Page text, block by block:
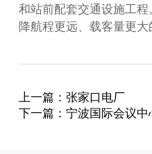
和站前配套交通设施工
降航程更远、载客量更大
上一篇：张家口电厂
下一篇：宁波国际会议中